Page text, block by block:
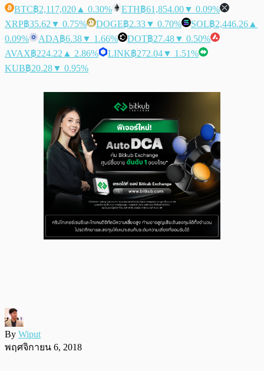
BTC฿2,117,020 ▲ 0.30% ETH฿61,854.00▼ 0.09%
XRP฿35.62 ▼ 0.75% DOGE฿2.33▼ 0.70% SOL฿2,446.26 ▲
0.09%
ADA฿6.38▼ 1.66% DOT฿27.48▼ 0.50%
AVAX฿224.22 ▲ 2.86% LINK฿272.04▼ 1.51%
KUB฿20.28▼ 0.95%
By Wiput
พฤศจิกายน 6, 2018